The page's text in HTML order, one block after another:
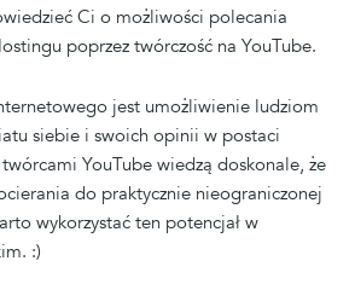
Ci o możliwości polecania
poprzez twórczość na YouTube.
jest umożliwienie ludziom
siebie i swoich opinii w postaci
YouTube wiedzą doskonale, że
do praktycznie nieograniczonej
wykorzystać ten potencjał w
:)